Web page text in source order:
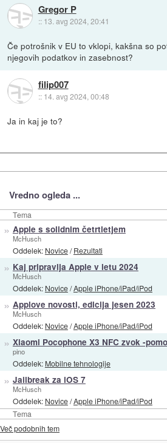
Gregor P
:: 13. avg 2024, 20:41
Če potrošnik v EU to vklopi, kakšna so
njegovih podatkov in zasebnost?
filip007
:: 14. avg 2024, 00:48
Ja in kaj je to?
Vredno ogleda ...
Tema
Tema
» Apple s solidnim četrtletjem
McHusch
Oddelek: Novice/Rezultati
» Kaj pripravlja Apple v letu 2024
McHusch
Oddelek: Novice/Apple iPhone/iPad/iPod
» Applove novosti, edicija jesen 2023
McHusch
Oddelek: Novice/Apple iPhone/iPad/iPod
» Xiaomi Pocophone X3 NFC zvok -
pino
Oddelek: Mobilne tehnologije
» Jailbreak za iOS 7
McHusch
Oddelek: Novice/Apple iPhone/iPad/iPod
Več podobnih tem